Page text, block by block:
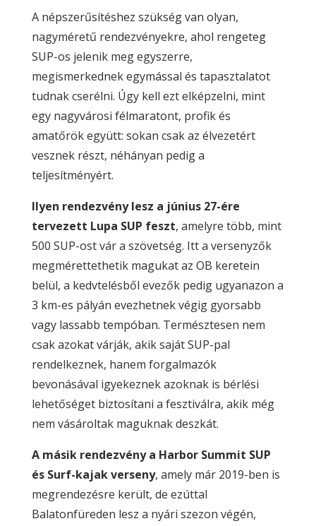
A népszerűsítéshez szükség van olyan,
nagyméretű rendezvényekre, ahol rengeteg
SUP-os jelenik meg egyszerre,
megismerkednek egymással és tapasztalatot
tudnak cserélni. Úgy kell ezt elképzelni, mint
egy nagyvárosi félmaratont, profik és
amatőrök együtt: sokan csak az élvezetért
vesznek részt, néhányan pedig a
teljesítményért.
Ilyen rendezvény lesz a június 27-ére
tervezett Lupa SUP feszt, amelyre több, mint
500 SUP-ost vár a szövetség. Itt a versenyzők
megmérettethetik magukat az OB keretein
belül, a kedvtelésből evezők pedig ugyanazon a
3 km-es pályán evezhetnek végig gyorsabb
vagy lassabb tempóban. Természtesen nem
csak azokat várják, akik saját SUP-pal
rendelkeznek, hanem forgalmazók
bevonásával igyekeznek azoknak is bérlési
lehetőséget biztosítani a fesztiválra, akik még
nem vásároltak maguknak deszkát.
A másik rendezvény a Harbor Summit SUP
és Surf-kajak verseny, amely már 2019-ben is
megrendezésre került, de ezúttal
Balatonfüreden lesz a nyári szezon végén,